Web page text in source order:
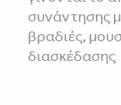
συνάντησης
βραδιές,
διασκέδασης